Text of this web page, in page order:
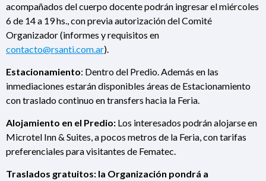
acompañados del cuerpo docente podrán ingresar el miércoles
6 de 14 a 19 hs., con previa autorización del Comité
Organizador (informes y requisitos en
contacto@rsanti.com.ar).
Estacionamiento: Dentro del Predio. Además en las
inmediaciones estarán disponibles áreas de Estacionamiento
con traslado continuo en transfers hacia la Feria.
Alojamiento en el Predio: Los interesados podrán alojarse en
Microtel Inn & Suites, a pocos metros de la Feria, con tarifas
preferenciales para visitantes de Fematec.
Traslados gratuitos: la Organización pondrá a